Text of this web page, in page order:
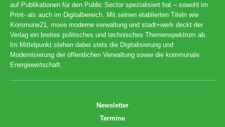
auf Publikationen für den Public Sector spezialisiert hat – sowohl im
Print- als auch im Digitalbereich. Mit seinen etablierten Titeln wie
Kommune21, move moderne verwaltung und stadt+werk deckt der
Verlag ein breites politisches und technisches Themenspektrum ab.
Im Mittelpunkt stehen dabei stets die Digitalisierung und
Modernisierung der öffentlichen Verwaltung sowie die kommunale
Energiewirtschaft.
Newsletter
Termine